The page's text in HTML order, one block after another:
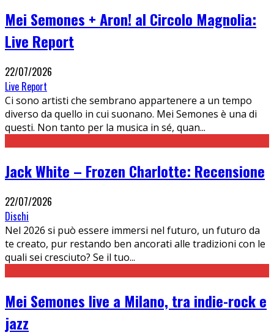
Mei Semones + Aron! al Circolo Magnolia:
Live Report
22/07/2026
Live Report
Ci sono artisti che sembrano appartenere a un tempo
diverso da quello in cui suonano. Mei Semones è una di
questi. Non tanto per la musica in sé, quan...
Jack White – Frozen Charlotte: Recensione
22/07/2026
Dischi
Nel 2026 si può essere immersi nel futuro, un futuro da
te creato, pur restando ben ancorati alle tradizioni con le
quali sei cresciuto? Se il tuo...
Mei Semones live a Milano, tra indie-rock e
jazz